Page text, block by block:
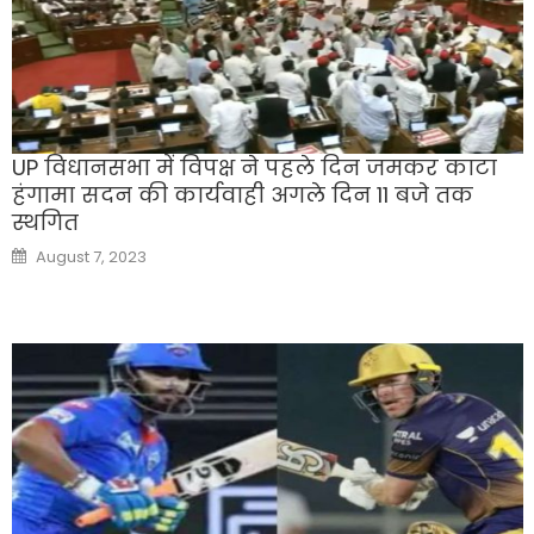
UP विधानसभा में विपक्ष ने पहले दिन जमकर काटा
हंगामा सदन की कार्यवाही अगले दिन 11 बजे तक
स्थगित
Posted
on
August 7, 2023